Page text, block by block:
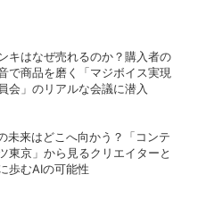
キはなぜ売れるのか？購入者の
で商品を磨く「マジボイス実現
会」のリアルな会議に潜入
未来はどこへ向かう？「コンテ
東京」から見るクリエイターと
歩むAIの可能性